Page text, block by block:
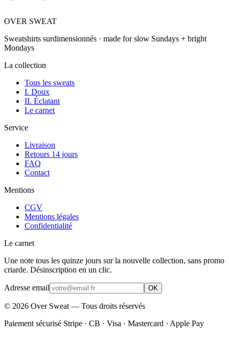
OVER SWEAT
Sweatshirts surdimensionnés · made for slow Sundays + bright
Mondays
La collection
Tous les sweats
I. Doux
II. Éclatant
Le carnet
Service
Livraison
Retours 14 jours
FAQ
Contact
Mentions
CGV
Mentions légales
Confidentialité
Le carnet
Une note tous les quinze jours sur la nouvelle collection, sans promo
criarde. Désinscription en un clic.
Adresse email OK
© 2026 Over Sweat — Tous droits réservés
Paiement sécurisé Stripe · CB · Visa · Mastercard · Apple Pay